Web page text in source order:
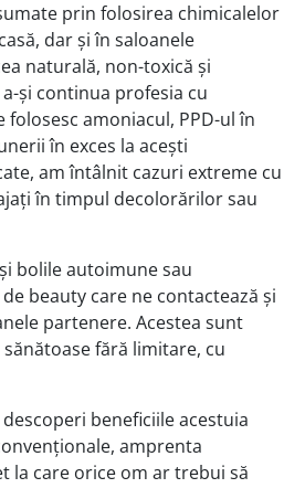
prin folosirea chimicalelor
dar și în saloanele
naturală, non-toxică și
și continua profesia cu
amoniacul, PPD-ul în
în exces la acești
am întâlnit cazuri extreme cu
în timpul decolorărilor sau
bolile autoimune sau
beauty care ne contactează și
partenere. Acestea sunt
fără limitare, cu
beneficiile acestuia
amprenta
la care orice om ar trebui să